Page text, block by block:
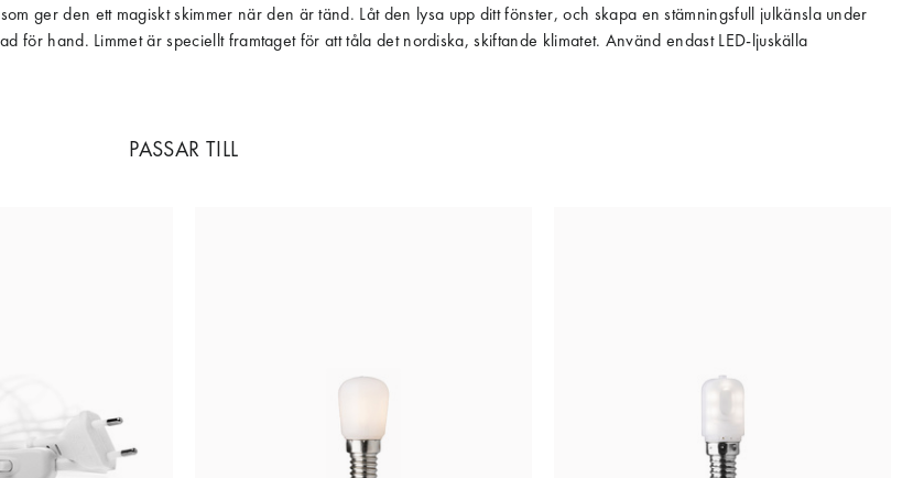
ger den ett magiskt skimmer när den är tänd. Låt den lysa upp ditt fönster, och skapa en stämningsfull julkänsla under
för hand. Limmet är speciellt framtaget för att tåla det nordiska, skiftande klimatet. Använd endast LED-ljuskälla
PASSAR TILL